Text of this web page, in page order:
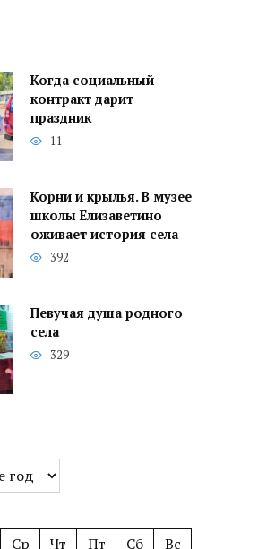
Когда социальный
контракт дарит
праздник
11
Корни и крылья. В музее
школы Елизаветино
оживает история села
392
Певучая душа родного
села
329
Ср Чт Пт Сб
Вс